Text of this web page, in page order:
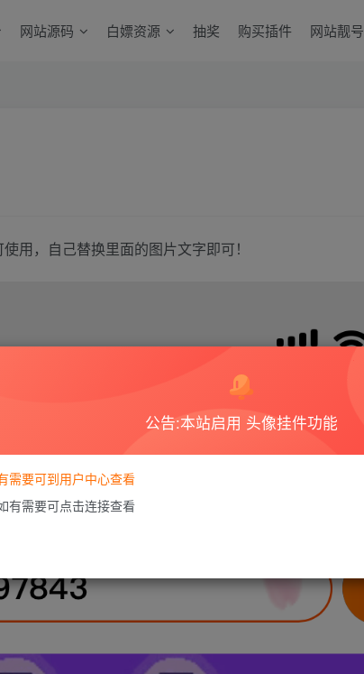
网站源码 白嫖资源 抽奖 购买插件 网站靓号
用，自己替换里面的图片文字即可！
公告:本站启用 头像挂件功能
需要可到用户中心查看
有需要可点击连接查看